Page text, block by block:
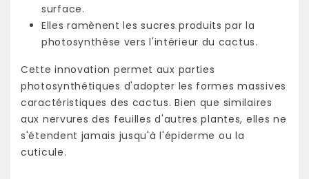
surface.
Elles ramènent les sucres produits par la
photosynthèse vers l'intérieur du cactus.
Cette innovation permet aux parties
photosynthétiques d'adopter les formes massives
caractéristiques des cactus. Bien que similaires
aux nervures des feuilles d'autres plantes, elles ne
s'étendent jamais jusqu'à l'épiderme ou la
cuticule.